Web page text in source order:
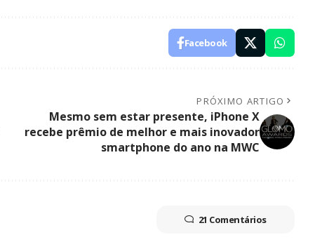
Facebook
PRÓXIMO ARTIGO
Mesmo sem estar presente, iPhone X
recebe prêmio de melhor e mais inovador
smartphone do ano na MWC
21 Comentários